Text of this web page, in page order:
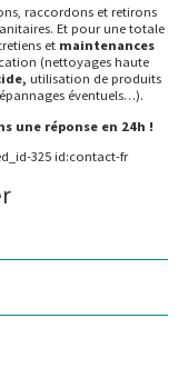
raccordons et retirons
Et pour une totale
et maintenances
(nettoyages haute
utilisation de produits
éventuels…).
une réponse en 24h !
325 id:contact-fr